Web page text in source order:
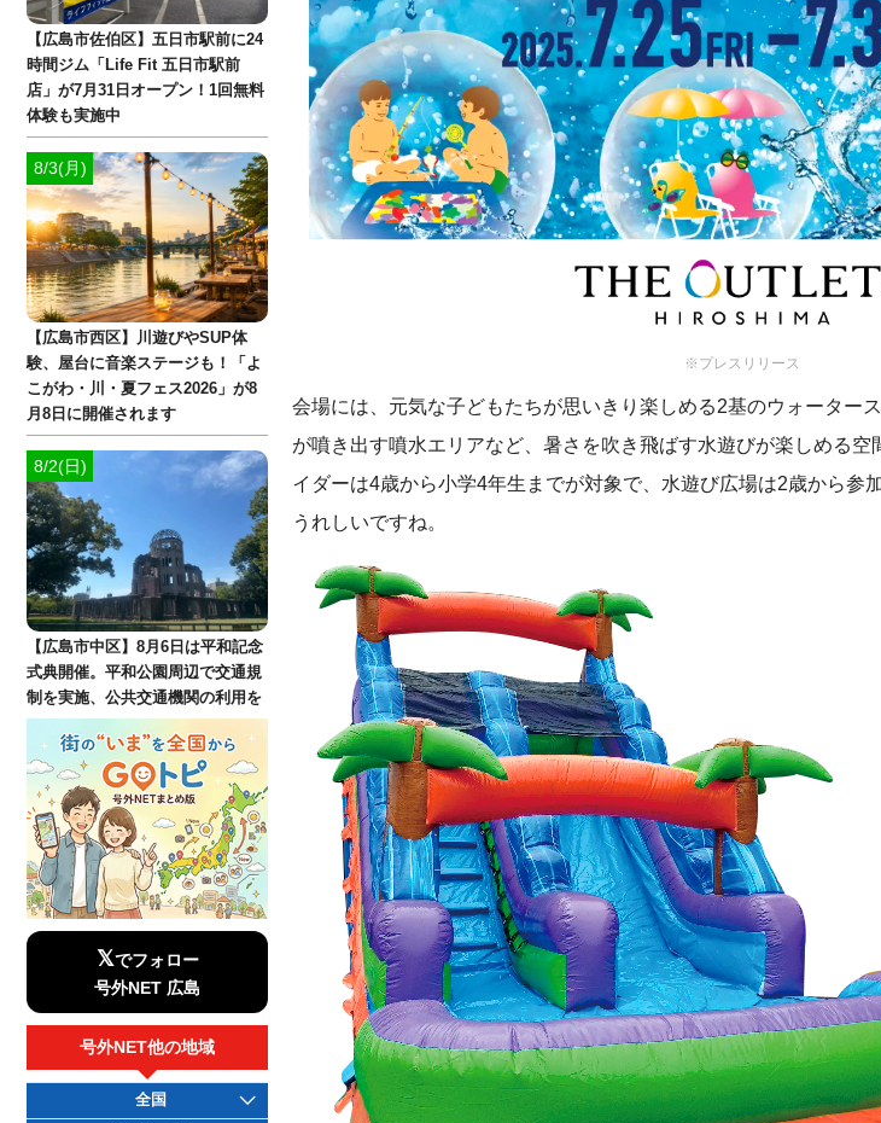
※プレスリリース
会場には、元気な子どもたちが思いきり楽しめる2基のウォーター
が噴き出す噴水エリアなど、暑さを吹き飛ばす水遊びが楽しめる
イダーは4歳から小学4年生までが対象で、水遊び広場は2歳から参
うれしいですね。
【広島市佐伯区】五日市駅前に24
時間ジム「Life Fit 五日市駅前
店」が7月31日オープン！1回無料
体験も実施中
8/3(月)
【広島市西区】川遊びやSUP体
験、屋台に音楽ステージも！「よ
こがわ・川・夏フェス2026」が8
月8日に開催されます
8/2(日)
【広島市中区】8月6日は平和記念
式典開催。平和公園周辺で交通規
制を実施、公共交通機関の利用を
𝕏でフォロー
号外NET 広島
号外NET他の地域
全国